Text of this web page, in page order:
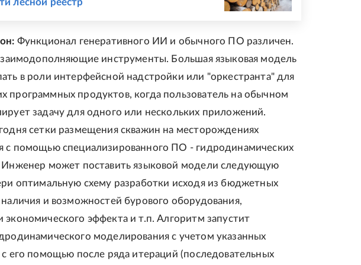
лесной реестр
Функционал генеративного ИИ и обычного ПО различен.
инструменты. Большая языковая модель
в роли интерфейсной надстройки или "оркестранта" для
программных продуктов, когда пользователь на обычном
задачу для одного или нескольких приложений.
сетки размещения скважин на месторождениях
с помощью специализированного ПО - гидродинамических
Инженер может поставить языковой модели следующую
оптимальную схему разработки исходя из бюджетных
и возможностей бурового оборудования,
экономического эффекта и т.п. Алгоритм запустит
моделирования с учетом указанных
его помощью после ряда итераций (последовательных